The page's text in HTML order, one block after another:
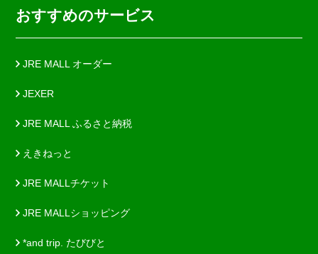
おすすめのサービス
JRE MALL オーダー
JEXER
JRE MALL ふるさと納税
えきねっと
JRE MALLチケット
JRE MALLショッピング
*and trip. たびびと